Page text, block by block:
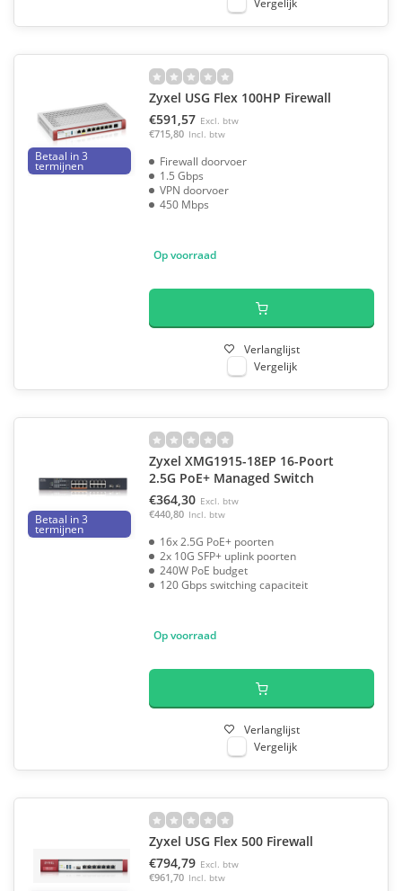
Betaal in 3
termijnen
Zyxel USG Flex 100HP Firewall
€591,57 Excl. btw
€715,80 Incl. btw
Firewall doorvoer
1.5 Gbps
VPN doorvoer
450 Mbps
Op voorraad
Verlanglijst
Vergelijk
Betaal in 3
termijnen
Zyxel XMG1915-18EP 16-Poort
2.5G PoE+ Managed Switch
€364,30 Excl. btw
€440,80 Incl. btw
16x 2.5G PoE+ poorten
2x 10G SFP+ uplink poorten
240W PoE budget
120 Gbps switching capaciteit
Op voorraad
Verlanglijst
Vergelijk
Zyxel USG Flex 500 Firewall
€794,79 Excl. btw
€961,70 Incl. btw